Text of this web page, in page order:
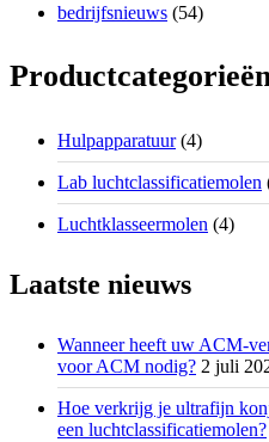
bedrijfsnieuws (54)
Hulpapparatuur (4)
Lab luchtclassificatiemolen
Luchtklasseermolen (4)
Laatste nieuws
Wanneer heeft uw ACM-
voor ACM nodig? 2 juli
Hoe verkrijg je ultrafijn
een luchtclassificatiemolen?